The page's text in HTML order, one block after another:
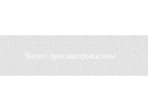
Часто просматриваемые